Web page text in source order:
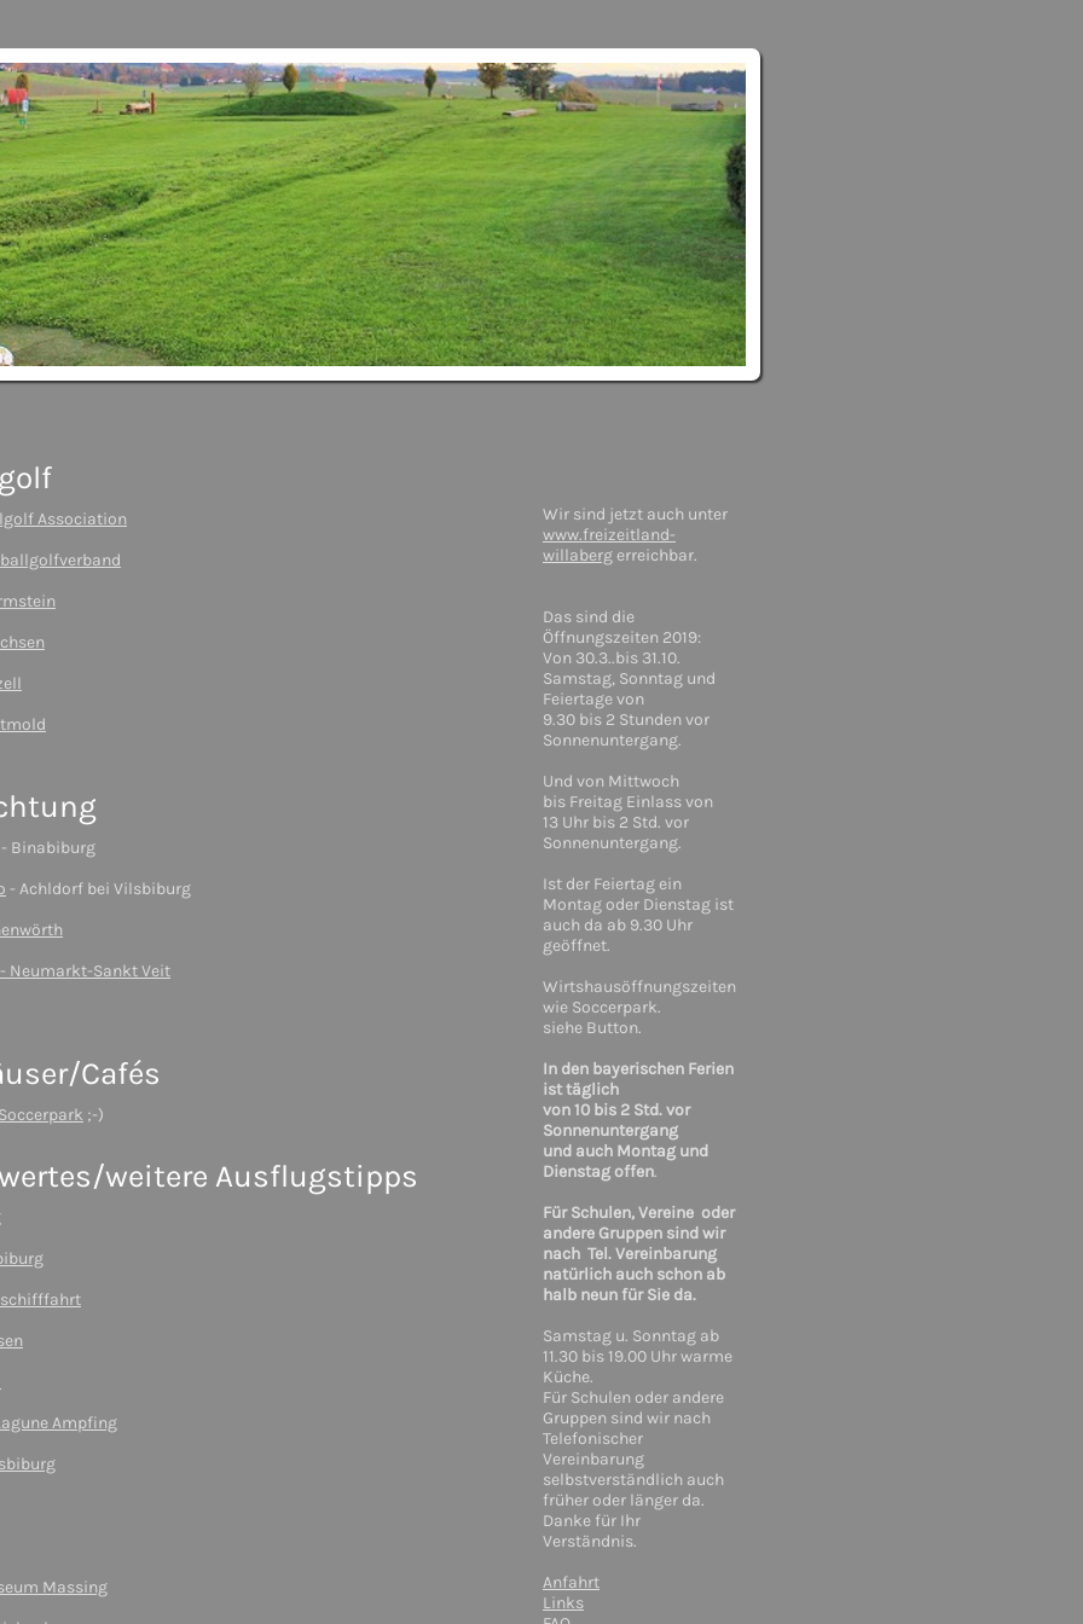
Association
Binabiburg
- Achldorf bei Vilsbiburg
Neumarkt-Sankt Veit
Cafés
;-)
weitere Ausflugstipps
Ampfing
Massing
Wir sind jetzt auch unter
www.freizeitland-
willaberg erreichbar.
Das sind die
Öffnungszeiten 2019:
Von 30.3..bis 31.10.
Samstag, Sonntag und
Feiertage von
9.30 bis 2 Stunden vor
Sonnenuntergang.
Und von Mittwoch
bis Freitag Einlass von
13 Uhr bis 2 Std. vor
Sonnenuntergang.
Ist der Feiertag ein
Montag oder Dienstag ist
auch da ab 9.30 Uhr
geöffnet.
Wirtshausöffnungszeiten
wie Soccerpark.
siehe Button.
In den bayerischen Ferien
ist täglich
von 10 bis 2 Std. vor
Sonnenuntergang
und auch Montag und
Dienstag offen.
Für Schulen, Vereine oder
andere Gruppen sind wir
nach Tel. Vereinbarung
natürlich auch schon ab
halb neun für Sie da.
Samstag u. Sonntag ab
11.30 bis 19.00 Uhr warme
Küche.
Für Schulen oder andere
Gruppen sind wir nach
Telefonischer
Vereinbarung
selbstverständlich auch
früher oder länger da.
Danke für Ihr
Verständnis.
Anfahrt
Links